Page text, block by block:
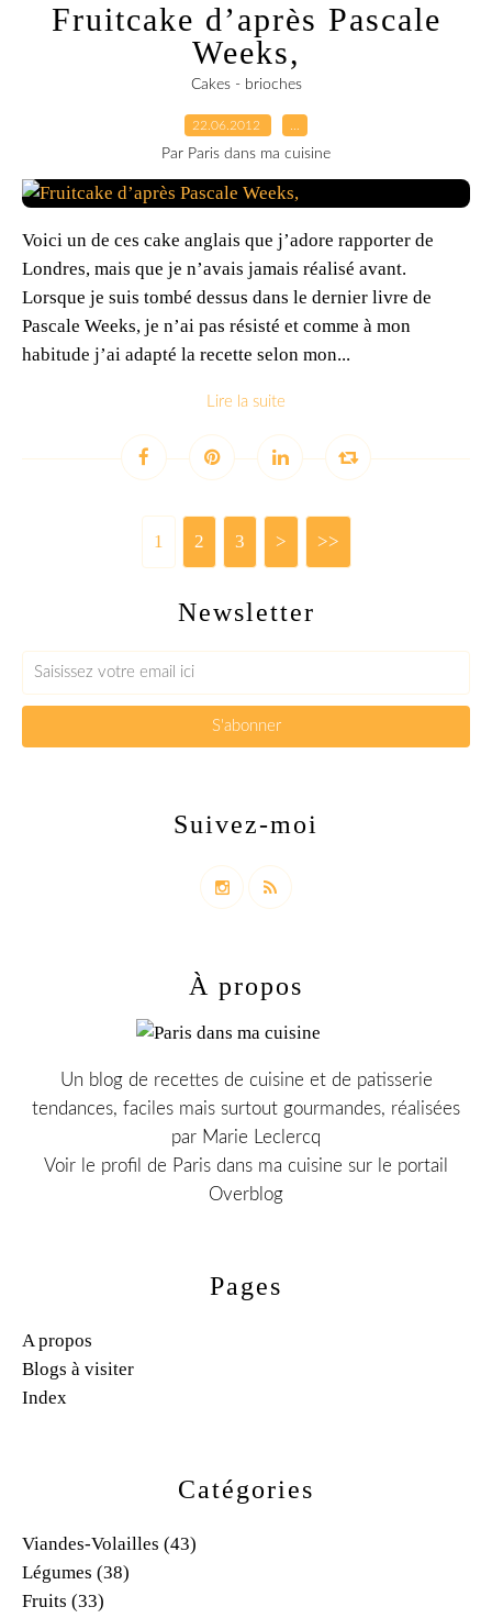
Fruitcake d’après Pascale
Weeks,
Cakes - brioches
22.06.2012
Par Paris dans ma cuisine
Voici un de ces cake anglais que j’adore rapporter de
Londres, mais que je n’avais jamais réalisé avant.
Lorsque je suis tombé dessus dans le dernier livre de
Pascale Weeks, je n’ai pas résisté et comme à mon
habitude j’ai adapté la recette selon mon...
Lire la suite
1 2 3 > >>
Newsletter
Catégories
Viandes-Volailles (43)
Légumes (38)
Fruits (33)
Pages
A propos
Blogs à visiter
Index
Suivez-moi
À propos
Un blog de recettes de cuisine et de patisserie
tendances, faciles mais surtout gourmandes, réalisées
par Marie Leclercq
Voir le profil de Paris dans ma cuisine sur le portail
Overblog